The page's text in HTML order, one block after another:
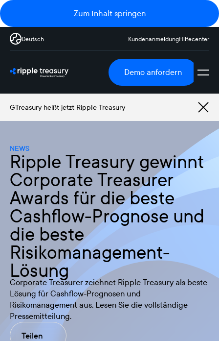
Zum Inhalt springen
Deutsch KundenanmeldungHilfecenter
Demo anfordern
GTreasury heißt jetzt Ripple Treasury
NEWS
Ripple Treasury gewinnt
Corporate Treasurer
Awards für die beste
Cashflow-Prognose und
die beste
Risikomanagement-
Lösung
Corporate Treasurer zeichnet Ripple Treasury als beste
Lösung für Cashflow-Prognosen und
Risikomanagement aus. Lesen Sie die vollständige
Pressemitteilung.
Teilen